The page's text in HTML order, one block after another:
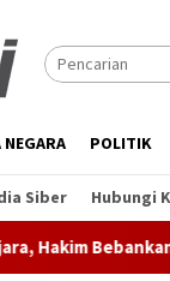
NEGARA POLITIK
Siber Hubungi
Uang Pengganti